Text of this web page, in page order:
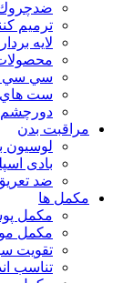
ضدچروك
ترميم
لايه بردار
سي سي
ست هاي
مراقبت بدن
لوسیون
بادی
ضد
مكمل ها
مکمل
مکمل مو
تقویت
تناسب